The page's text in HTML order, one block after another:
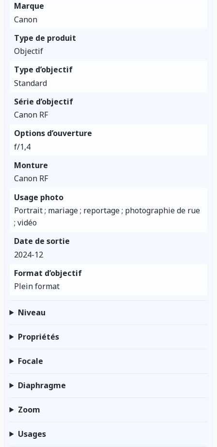
Marque
Canon
Type de produit
Objectif
Type d’objectif
Standard
Série d’objectif
Canon RF
Options d’ouverture
f/1,4
Monture
Canon RF
Usage photo
Portrait ; mariage ; reportage ; photographie de rue
; vidéo
Date de sortie
2024-12
Format d’objectif
Plein format
Niveau
Propriétés
Focale
Diaphragme
Zoom
Usages